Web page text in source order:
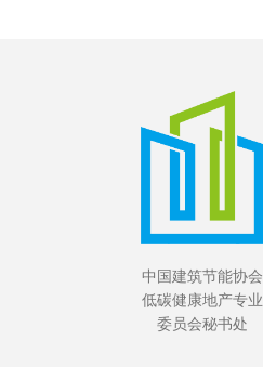
中国建筑节能协会
低碳健康地产专业
委员会秘书处